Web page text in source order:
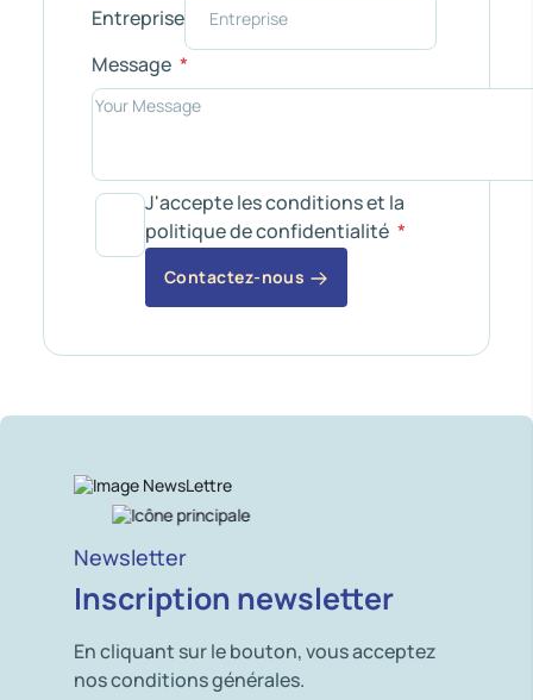
Entreprise
Message
J'accepte les conditions et la
politique de confidentialité
Contactez-nous
Newsletter
Inscription newsletter
En cliquant sur le bouton, vous acceptez
nos conditions générales.